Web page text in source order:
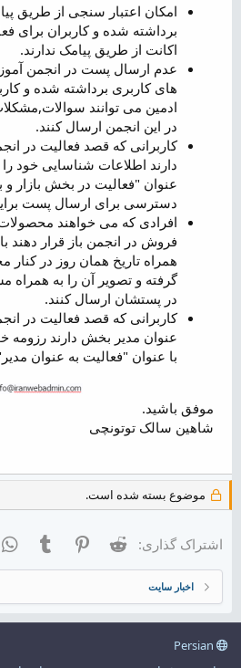
امکان اعتبار سنجی از طریق
برداشته شده و کاربران برای
اکانت از طریق پیامک ندارند.
عدم ارسال پست در انجمن
های کاربری برداشته شده و
ادمین می توانند
در این انجمن ارسال کنند.
کاربرانی که قصد فعالیت در
دارند اطلاعات شناسایی خود را
عنوان "فعالیت در بخش بازار و
دسترسی برای ارسال پست
افرادی که می خواهند
فروش در انجمن باز قرار دهند
همراه تاریخ همان روز در
گرفته و تصویر آن را به
در پستشان ارسال کنند.
کاربرانی که قصد فعالیت در
عنوان مدیر بخش دارند رزومه
با عنوان "فعالیت به عنوان
موفق باشید.
شاهین سالک توتونچی
موضوع بسته شده است.
اشتراک گذاری: Reddit
Pinterest
Tumblr
اخبار سایت